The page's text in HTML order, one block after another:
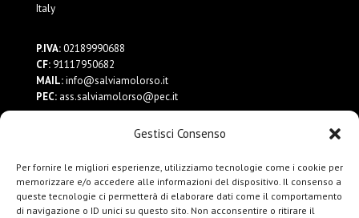
Gestisci Consenso
Per fornire le migliori esperienze, utilizziamo tecnologie come i cookie per
memorizzare e/o accedere alle informazioni del dispositivo. Il consenso a
queste tecnologie ci permetterà di elaborare dati come il comportamento
di navigazione o ID unici su questo sito. Non acconsentire o ritirare il
Italy
P.IVA:02189990688
CF:91117950682
MAIL:info@salviamolorso.it
PEC:ass.salviamolorso@pec.it
Privacy Policy